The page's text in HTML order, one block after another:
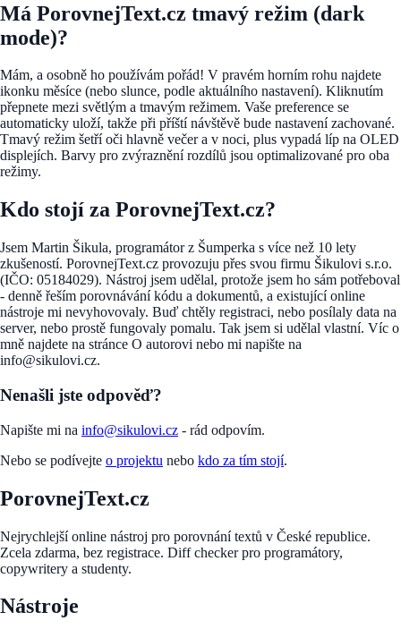
Má PorovnejText.cz tmavý režim (dark
mode)?
Mám, a osobně ho používám pořád! V pravém horním rohu najdete
ikonku měsíce (nebo slunce, podle aktuálního nastavení). Kliknutím
přepnete mezi světlým a tmavým režimem. Vaše preference se
automaticky uloží, takže při příští návštěvě bude nastavení zachované.
Tmavý režim šetří oči hlavně večer a v noci, plus vypadá líp na OLED
displejích. Barvy pro zvýraznění rozdílů jsou optimalizované pro oba
režimy.
Kdo stojí za PorovnejText.cz?
Jsem Martin Šikula, programátor z Šumperka s více než 10 lety
zkušeností. PorovnejText.cz provozuju přes svou firmu Šikulovi s.r.o.
(IČO: 05184029). Nástroj jsem udělal, protože jsem ho sám potřeboval
- denně řeším porovnávání kódu a dokumentů, a existující online
nástroje mi nevyhovovaly. Buď chtěly registraci, nebo posílaly data na
server, nebo prostě fungovaly pomalu. Tak jsem si udělal vlastní. Víc o
mně najdete na stránce O autorovi nebo mi napište na
info@sikulovi.cz.
Nenašli jste odpověď?
Napište mi na info@sikulovi.cz - rád odpovím.
Nebo se podívejte o projektu nebo kdo za tím stojí.
PorovnejText.cz
Nejrychlejší online nástroj pro porovnání textů v České republice.
Zcela zdarma, bez registrace. Diff checker pro programátory,
copywritery a studenty.
Nástroje